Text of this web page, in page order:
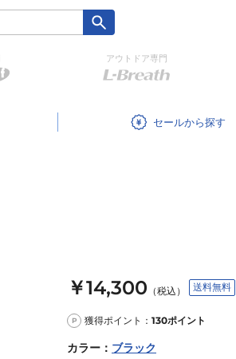
アウトドア専門
セール
￥14,300 （税込） 送料無料
P 獲得ポイント： 130ポイント
カラー ： ブラック